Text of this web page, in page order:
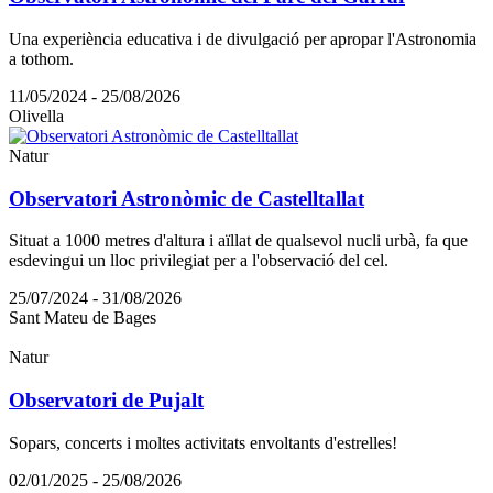
Una experiència educativa i de divulgació per apropar l'Astronomia
a tothom.
11/05/2024 - 25/08/2026
Olivella
Natur
Observatori Astronòmic de Castelltallat
Situat a 1000 metres d'altura i aïllat de qualsevol nucli urbà, fa que
esdevingui un lloc privilegiat per a l'observació del cel.
25/07/2024 - 31/08/2026
Sant Mateu de Bages
Natur
Observatori de Pujalt
Sopars, concerts i moltes activitats envoltants d'estrelles!
02/01/2025 - 25/08/2026